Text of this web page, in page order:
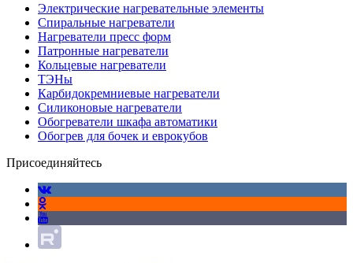
Электрические нагревательные элементы
Спиральные нагреватели
Нагреватели пресс форм
Патронные нагреватели
Кольцевые нагреватели
ТЭНы
Карбидокремниевые нагреватели
Силиконовые нагреватели
Обогреватели шкафа автоматики
Обогрев для бочек и еврокубов
Присоединяйтесь